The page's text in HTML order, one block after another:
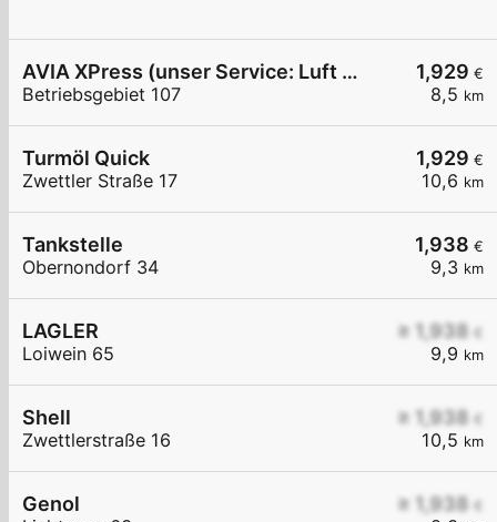
1,929 €
8,5 km
AVIA XPress (unser Service: Luft und Wasser)
Betriebsgebiet 107
1,929 €
10,6 km
Turmöl Quick
Zwettler Straße 17
1,938 €
9,3 km
Tankstelle
Obernondorf 34
≥ 1,938 €
9,9 km
LAGLER
Loiwein 65
≥ 1,938 €
10,5 km
Shell
Zwettlerstraße 16
≥ 1,938 €
Genol